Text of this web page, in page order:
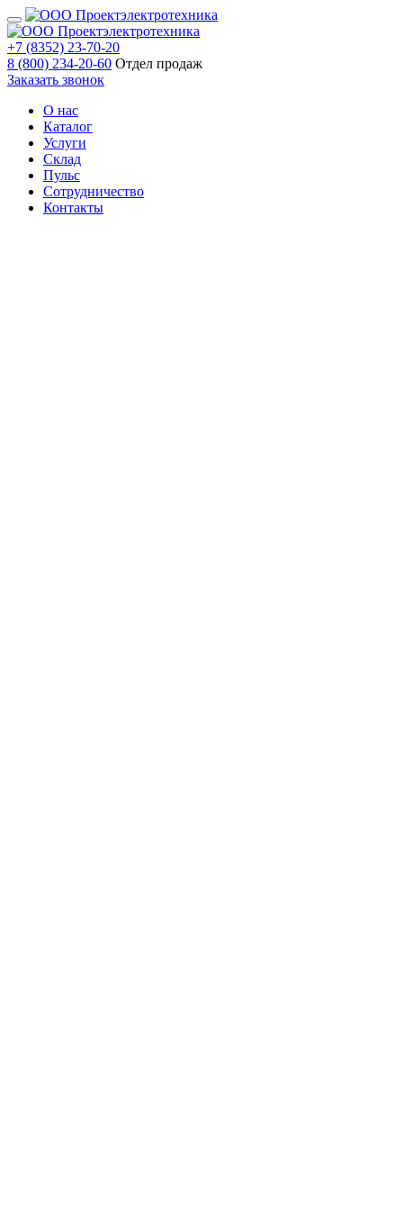
+7 (8352) 23-70-20
8 (800) 234-20-60 Отдел продаж
Заказать звонок
О нас
Каталог
Услуги
Склад
Пульс
Сотрудничество
Контакты